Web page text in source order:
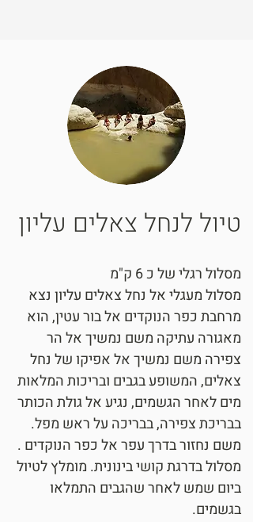
טיול לנחל צאלים עליון
מסלול רגלי של כ 6 ק"מ
מסלול מעגלי אל נחל צאלים עליון נצא
מרחבת כפר הנוקדים אל בור עטין, הוא
מאגורה עתיקה משם נמשיך אל הר
צפירה משם נמשיך אל אפיקו של נחל
צאלים, המשופע בגבים ובריכות המלאות
מים לאחר הגשמים, נגיע אל גולת הכותר
בבריכת צפירה, בבריכה על ראש מפל.
משם נחזור בדרך עפר אל כפר הנוקדים .
מסלול בדרגת קושי בינונית. מומלץ לטיול
ביום שמש לאחר שהגבים התמלאו
בגשמים.